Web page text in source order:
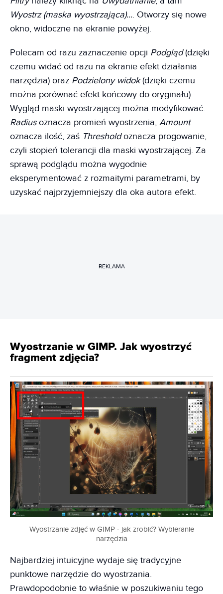
Wyostrz (maska wyostrzająca).... Otworzy się nowe
okno, widoczne na ekranie powyżej.
Polecam od razu zaznaczenie opcji Podgląd(dzięki
czemu widać od razu na ekranie efekt działania
narzędzia) oraz Podzielony widok(dzięki czemu
można porównać efekt końcowy do oryginału).
Wygląd maski wyostrzającej można modyfikować.
Radiusoznacza promień wyostrzenia, Amount
oznacza ilość, zaś Thresholdoznacza progowanie,
czyli stopień tolerancji dla maski wyostrzającej. Za
sprawą podglądu można wygodnie
eksperymentować z rozmaitymi parametrami, by
uzyskać najprzyjemniejszy dla oka autora efekt.
REKLAMA
Wyostrzanie w GIMP. Jak wyostrzyć
fragment zdjęcia?
Wyostrzanie zdjęć w GIMP - jak zrobić? Wybieranie
narzędzia
Najbardziej intuicyjne wydaje się tradycyjne
punktowe narzędzie do wyostrzania.
Prawdopodobnie to właśnie w poszukiwaniu tego